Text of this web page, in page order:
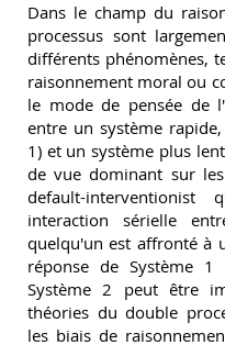
Dans le champ du
processus sont
différents phénomènes,
raisonnement moral ou
le mode de pensée de
entre un système
1) et un système plus
de vue dominant sur
default-interventionist
interaction sérielle
quelqu'un est affronté à
réponse de Système
Système 2 peut être
théories du double
les biais de